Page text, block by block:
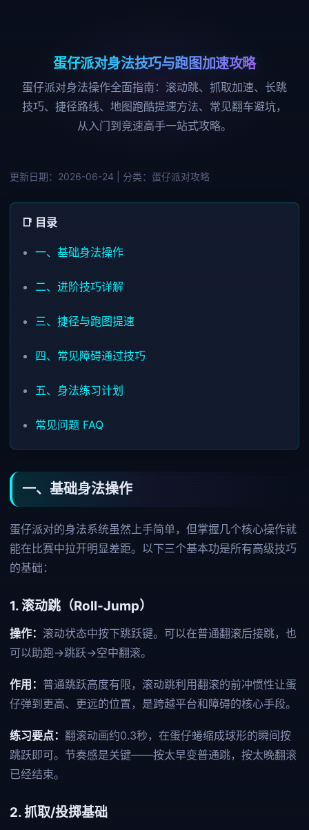
蛋仔派对身法技巧与跑图加速攻略
蛋仔派对身法操作全面指南：滚动跳、抓取加速、长跳
技巧、捷径路线、地图跑酷提速方法、常见翻车避坑，
从入门到竞速高手一站式攻略。
更新日期：2026-06-24 | 分类：蛋仔派对攻略
📑 目录
一、基础身法操作
二、进阶技巧详解
三、捷径与跑图提速
四、常见障碍通过技巧
五、身法练习计划
常见问题 FAQ
一、基础身法操作
蛋仔派对的身法系统虽然上手简单，但掌握几个核心操作就
能在比赛中拉开明显差距。以下三个基本功是所有高级技巧
的基础：
1. 滚动跳（Roll-Jump）
操作： 滚动状态中按下跳跃键。可以在普通翻滚后接跳，也
可以助跑→跳跃→空中翻滚。
作用： 普通跳跃高度有限，滚动跳利用翻滚的前冲惯性让蛋
仔弹到更高、更远的位置，是跨越平台和障碍的核心手段。
练习要点： 翻滚动画约0.3秒，在蛋仔蜷缩成球形的瞬间按
跳跃即可。节奏感是关键——按太早变普通跳，按太晚翻滚
已经结束。
2. 抓取/投掷基础